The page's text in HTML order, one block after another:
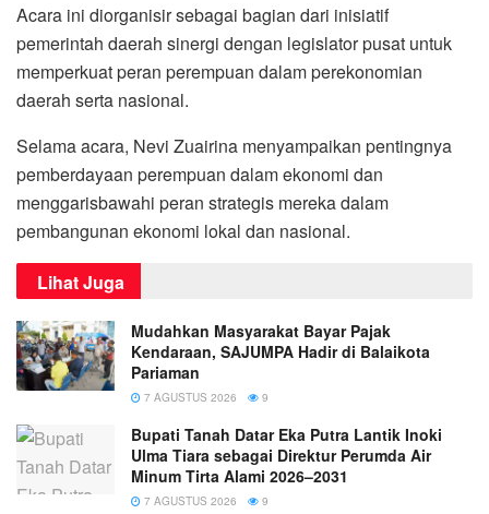
Acara ini diorganisir sebagai bagian dari inisiatif
pemerintah daerah sinergi dengan legislator pusat untuk
memperkuat peran perempuan dalam perekonomian
daerah serta nasional.
Selama acara, Nevi Zuairina menyampaikan pentingnya
pemberdayaan perempuan dalam ekonomi dan
menggarisbawahi peran strategis mereka dalam
pembangunan ekonomi lokal dan nasional.
Lihat Juga
Mudahkan Masyarakat Bayar Pajak
Kendaraan, SAJUMPA Hadir di Balaikota
Pariaman
7 AGUSTUS 2026 9
Bupati Tanah Datar Eka Putra Lantik Inoki
Ulma Tiara sebagai Direktur Perumda Air
Minum Tirta Alami 2026–2031
7 AGUSTUS 2026 9